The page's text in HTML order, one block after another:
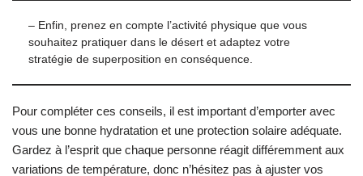
– Enfin, prenez en compte l’activité physique que vous
souhaitez pratiquer dans le désert et adaptez votre
stratégie de superposition en conséquence.
Pour compléter ces conseils, il est important d’emporter avec
vous une bonne hydratation et une protection solaire adéquate.
Gardez à l’esprit que chaque personne réagit différemment aux
variations de température, donc n’hésitez pas à ajuster vos